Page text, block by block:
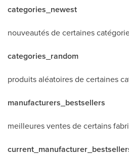
categories_newest
nouveautés de certaines
categories_random
produits aléatoires de certaines
manufacturers_bestsellers
meilleures ventes de certains